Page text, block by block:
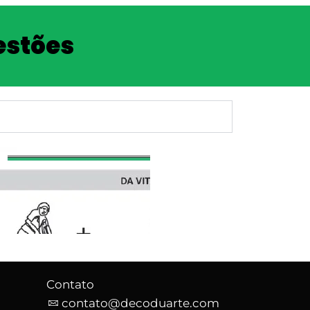
Contato
contato@decoduarte.com